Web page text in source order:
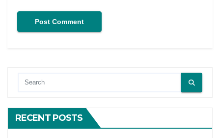
RECENT POSTS